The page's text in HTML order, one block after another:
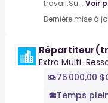
travail.Su... Voir
Dernière mise à
Extra Multi-
75 000,00
Temps